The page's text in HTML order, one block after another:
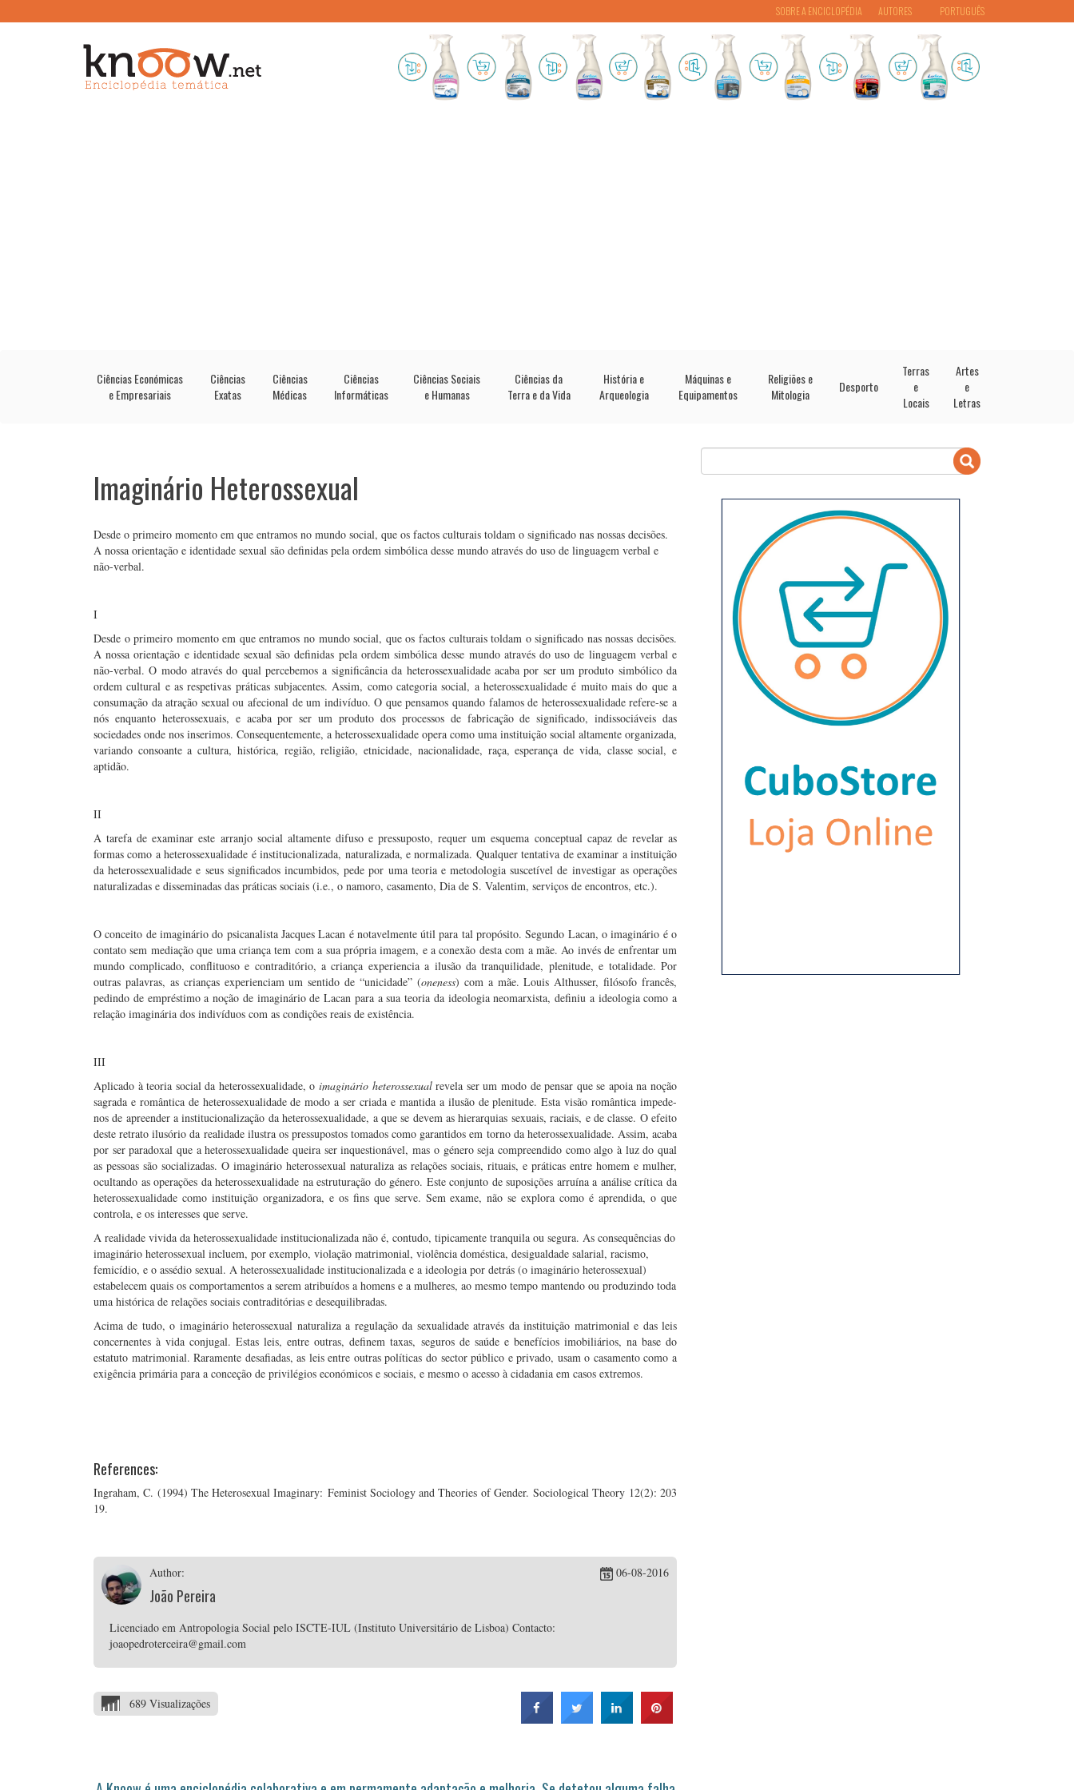
PORTUGUÊS
SOBRE A ENCICLOPÉDIA AUTORES
Ciências Económicas
e Empresariais
Ciências
Exatas
Ciências
Médicas
Ciências
Informáticas
Ciências Sociais
e Humanas
Ciências da
Terra e da Vida
História e
Arqueologia
Máquinas e
Equipamentos
Religiões e
Mitologia
Desporto
Terras
e
Locais
Artes
e
Letras
Imaginário Heterossexual
Desde o primeiro momento em que entramos no mundo social, que os factos culturais toldam o significado nas nossas decisões.
A nossa orientação e identidade sexual são definidas pela ordem simbólica desse mundo através do uso de linguagem verbal e
não-verbal.
I
Desde o primeiro momento em que entramos no mundo social, que os factos culturais toldam o significado nas nossas decisões.
A nossa orientação e identidade sexual são definidas pela ordem simbólica desse mundo através do uso de linguagem verbal e
não-verbal. O modo através do qual percebemos a significância da heterossexualidade acaba por ser um produto simbólico da
ordem cultural e as respetivas práticas subjacentes. Assim, como categoria social, a heterossexualidade é muito mais do que a
consumação da atração sexual ou afecional de um indivíduo. O que pensamos quando falamos de heterossexualidade refere-se a
nós enquanto heterossexuais, e acaba por ser um produto dos processos de fabricação de significado, indissociáveis das
sociedades onde nos inserimos. Consequentemente, a heterossexualidade opera como uma instituição social altamente organizada,
variando consoante a cultura, histórica, região, religião, etnicidade, nacionalidade, raça, esperança de vida, classe social, e
aptidão.
II
A tarefa de examinar este arranjo social altamente difuso e pressuposto, requer um esquema conceptual capaz de revelar as
formas como a heterossexualidade é institucionalizada, naturalizada, e normalizada. Qualquer tentativa de examinar a instituição
da heterossexualidade e seus significados incumbidos, pede por uma teoria e metodologia suscetível de investigar as operações
naturalizadas e disseminadas das práticas sociais (i.e., o namoro, casamento, Dia de S. Valentim, serviços de encontros, etc.).
O conceito de imaginário do psicanalista Jacques Lacan é notavelmente útil para tal propósito. Segundo Lacan, o imaginário é o
contato sem mediação que uma criança tem com a sua própria imagem, e a conexão desta com a mãe. Ao invés de enfrentar um
mundo complicado, conflituoso e contraditório, a criança experiencia a ilusão da tranquilidade, plenitude, e totalidade. Por
outras palavras, as crianças experienciam um sentido de “unicidade” (oneness) com a mãe. Louis Althusser, filósofo francês,
pedindo de empréstimo a noção de imaginário de Lacan para a sua teoria da ideologia neomarxista, definiu a ideologia como a
relação imaginária dos indivíduos com as condições reais de existência.
III
Aplicado à teoria social da heterossexualidade, oimaginário heterossexualrevela ser um modo de pensar que se apoia na noção
sagrada e romântica de heterossexualidade de modo a ser criada e mantida a ilusão de plenitude. Esta visão romântica impede-
nos de apreender a institucionalização da heterossexualidade, a que se devem as hierarquias sexuais, raciais, e de classe. O efeito
deste retrato ilusório da realidade ilustra os pressupostos tomados como garantidos em torno da heterossexualidade. Assim, acaba
por ser paradoxal que a heterossexualidade queira ser inquestionável, mas o género seja compreendido como algo à luz do qual
as pessoas são socializadas. O imaginário heterossexual naturaliza as relações sociais, rituais, e práticas entre homem e mulher,
ocultando as operações da heterossexualidade na estruturação do género. Este conjunto de suposições arruína a análise crítica da
heterossexualidade como instituição organizadora, e os fins que serve. Sem exame, não se explora como é aprendida, o que
controla, e os interesses que serve.
A realidade vivida da heterossexualidade institucionalizada não é, contudo, tipicamente tranquila ou segura. As consequências do
imaginário heterossexual incluem, por exemplo, violação matrimonial, violência doméstica, desigualdade salarial, racismo,
femicídio, e o assédio sexual. A heterossexualidade institucionalizada e a ideologia por detrás (o imaginário heterossexual)
estabelecem quais os comportamentos a serem atribuídos a homens e a mulheres, ao mesmo tempo mantendo ou produzindo toda
uma histórica de relações sociais contraditórias e desequilibradas.
Acima de tudo, o imaginário heterossexual naturaliza a regulação da sexualidade através da instituição matrimonial e das leis
concernentes à vida conjugal. Estas leis, entre outras, definem taxas, seguros de saúde e benefícios imobiliários, na base do
estatuto matrimonial. Raramente desafiadas, as leis entre outras políticas do sector público e privado, usam o casamento como a
exigência primária para a conceção de privilégios económicos e sociais, e mesmo o acesso à cidadania em casos extremos.
References:
Ingraham, C. (1994) The Heterosexual Imaginary: Feminist Sociology and Theories of Gender. Sociological Theory 12(2): 203
19.
Author:
João Pereira
06-08-2016
Licenciado em Antropologia Social pelo ISCTE-IUL (Instituto Universitário de Lisboa) Contacto:
joaopedroterceira@gmail.com
689 Visualizações